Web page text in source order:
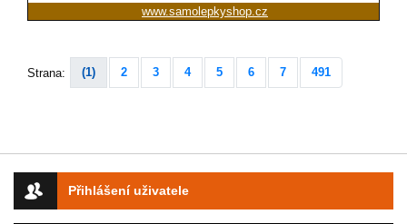
Přihlášení uživatele
www.samolepkyshop.cz
Strana: (1) 2 3 4 5 6 7 491